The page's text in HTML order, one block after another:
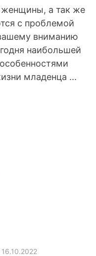
женщины, а так же
с проблемой
вниманию
наибольшей
младенца ...
16.10.2022